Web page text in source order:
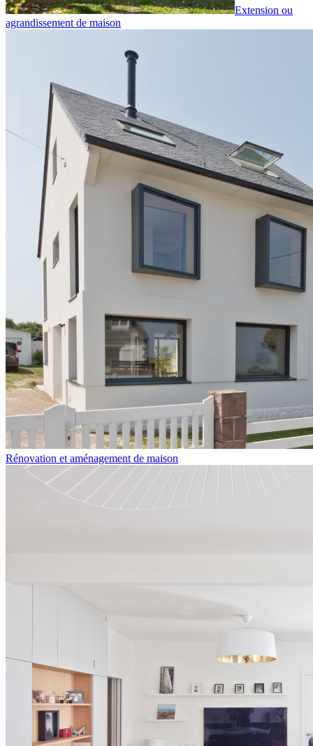
Extension ou
agrandissement de maison
Rénovation et aménagement de maison